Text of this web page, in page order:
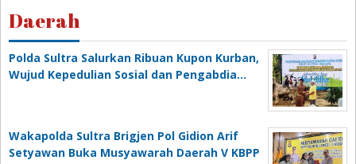
Daerah
Polda Sultra Salurkan Ribuan Kupon Kurban,
Wujud Kepedulian Sosial dan Pengabdia…
Wakapolda Sultra Brigjen Pol Gidion Arif
Setyawan Buka Musyawarah Daerah V KBPP